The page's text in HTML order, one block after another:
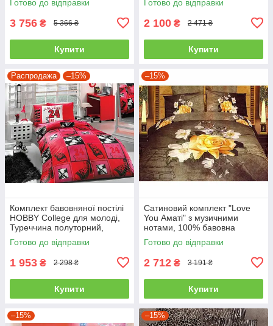
Готово до відправки
3 756 ₴ 5 366 ₴
Купити
Готово до відправки
2 100 ₴ 2 471 ₴
Купити
Распродажа –15%
Комплект бавовняної постілі
HOBBY College для молоді,
Туреччина полуторний,
червоний
Готово до відправки
1 953 ₴ 2 298 ₴
Купити
–15%
Сатиновий комплект "Love
You Аматі" з музичними
нотами, 100% бавовна
полуторний
Готово до відправки
2 712 ₴ 3 191 ₴
Купити
–15% –15%